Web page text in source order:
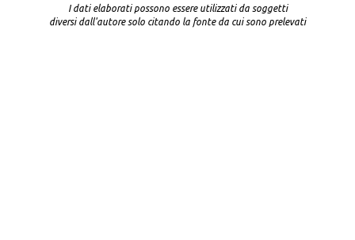
I dati elaborati possono essere utilizzati da soggetti
diversi dall'autore solo citando la fonte da cui sono prelevati